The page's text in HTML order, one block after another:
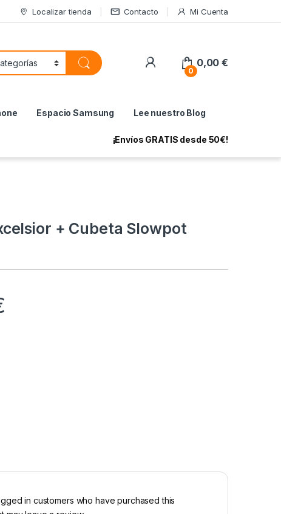
Localizar tienda Contacto Mi Cuenta
My Account
0
0,00€
Espacio Samsung Lee nuestro Blog
¡Envíos GRATIS desde 50€!
+ Cubeta Slowpot
in customers who have purchased this